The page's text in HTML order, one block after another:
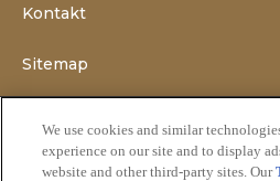
Kontakt
Sitemap
Recht
We use cookies and similar
experience on our site and to display
website and other third-party sites. Our